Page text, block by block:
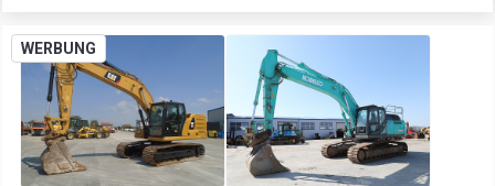
WERBUNG